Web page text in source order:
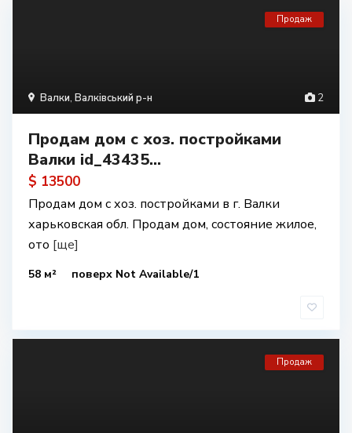
2
Валки, Валківський р-н
Продаж
Продам дом с хоз. постройками
Валки id_43435...
$ 13500
Продам дом с хоз. постройками в г. Валки
харьковская обл. Продам дом, состояние жилое,
ото [ще]
58 м² поверх Not Available/1
Продаж